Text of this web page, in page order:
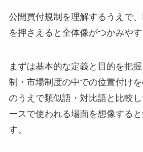
公開買付規制を理解するうえで
を押さえると全体像がつかみやす
まずは基本的な定義と目的を把
制・市場制度の中での位置付け
のうえで類似語・対比語と比較
ースで使われる場面を想像する
す。